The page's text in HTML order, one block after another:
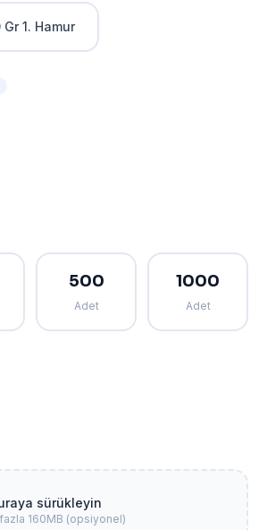
Gr 1. Hamur
500
Adet
1000
Adet
sürükleyin
160MB (opsiyonel)